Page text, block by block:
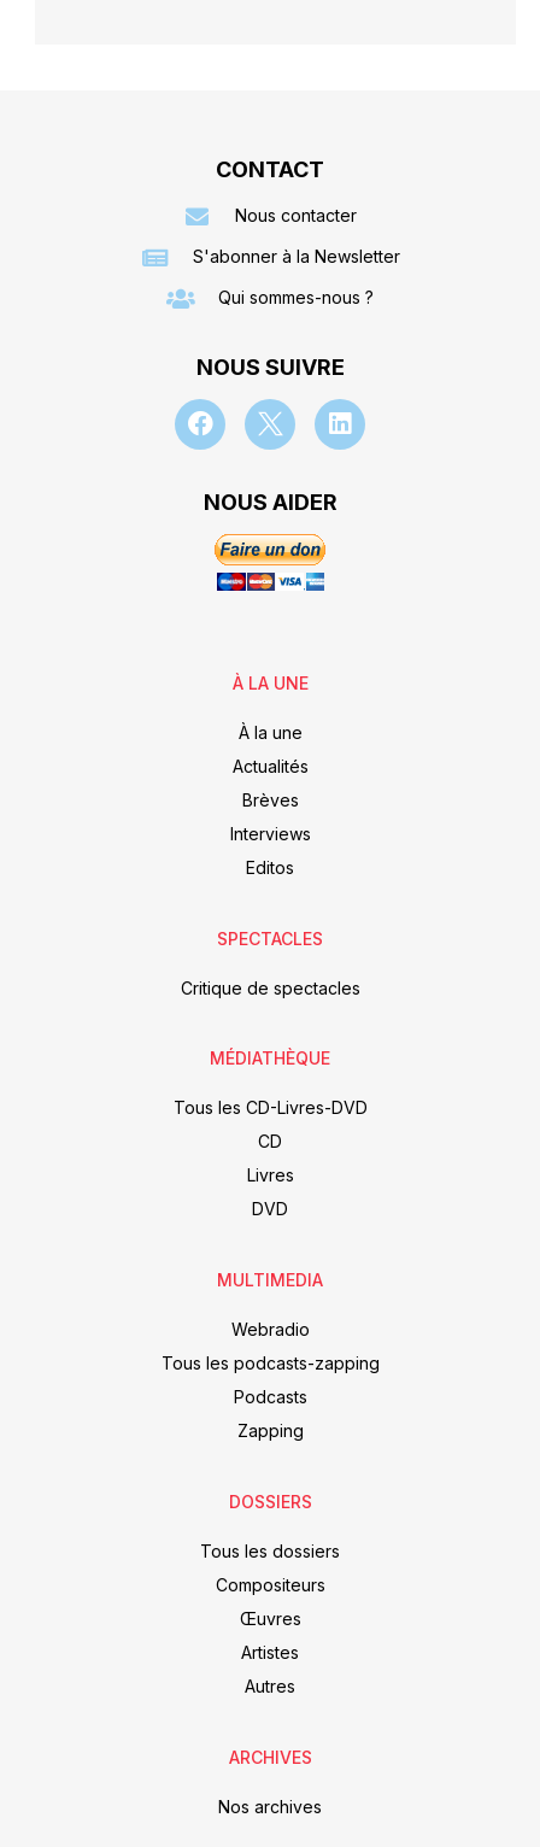
CONTACT
Nous contacter
S'abonner à la Newsletter
Qui sommes-nous ?
NOUS SUIVRE
NOUS AIDER
À LA UNE
À la une
Actualités
Brèves
Interviews
Editos
SPECTACLES
Critique de spectacles
MÉDIATHÈQUE
Tous les CD-Livres-DVD
CD
Livres
DVD
MULTIMEDIA
Webradio
Tous les podcasts-zapping
Podcasts
Zapping
DOSSIERS
Tous les dossiers
Compositeurs
Œuvres
Artistes
Autres
ARCHIVES
Nos archives